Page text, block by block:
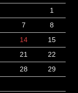
1
7
8
14
15
21
22
28
29